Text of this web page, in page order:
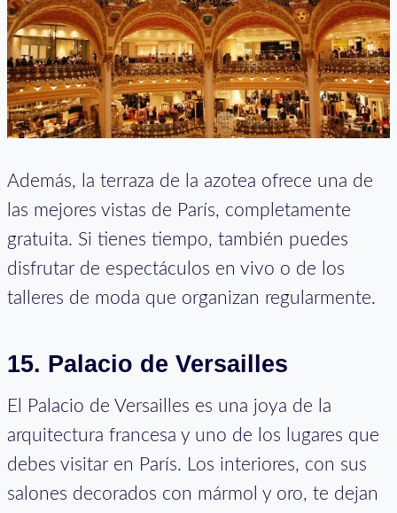
Además, la terraza de la azotea ofrece una de
las mejores vistas de París, completamente
gratuita. Si tienes tiempo, también puedes
disfrutar de espectáculos en vivo o de los
talleres de moda que organizan regularmente.
15. Palacio de Versailles
El Palacio de Versailles es una joya de la
arquitectura francesa y uno de los lugares que
debes visitar en París. Los interiores, con sus
salones decorados con mármol y oro, te dejan